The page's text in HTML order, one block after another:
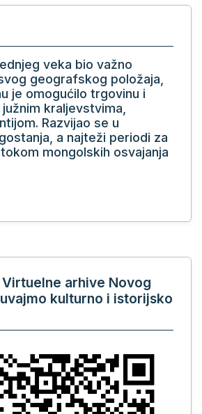
veka bio važno
geografskog položaja,
je omogućilo trgovinu i
kraljevstvima,
Razvijao se u
a najteži periodi za
mongolskih osvajanja
arhive Novog
kulturno i istorijsko